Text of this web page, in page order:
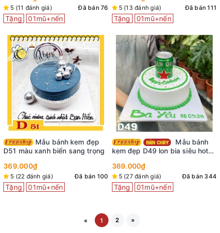
5 (11 đánh giá) Đã bán 76
Tặng 01mũ+nến
5 (13 đánh giá) Đã bán 111
Tặng 01mũ+nến
Mẫu bánh kem đẹp
D51 màu xanh biển sang trọng
369.000₫
5 (22 đánh giá) Đã bán 100
Tặng 01mũ+nến
kem đẹp D49 lon bia siêu hot
369.000₫
5 (27 đánh giá) Đã bán 344
Tặng 01mũ+nến
« 1 2 »